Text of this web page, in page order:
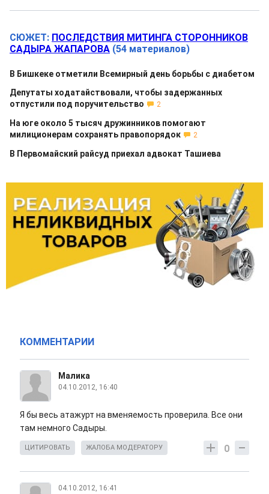
СЮЖЕТ: ПОСЛЕДСТВИЯ МИТИНГА СТОРОННИКОВ
САДЫРА ЖАПАРОВА (54 материалов)
В Бишкеке отметили Всемирный день борьбы с диабетом
Депутаты ходатайствовали, чтобы задержанных
отпустили под поручительство
2
На юге около 5 тысяч дружинников помогают
милиционерам сохранять правопорядок
2
В Первомайский райсуд приехал адвокат Ташиева
КОММЕНТАРИИ
Малика
04.10.2012, 16:40
Я бы весь атажурт на вменяемость проверила. Все они
там немного Садыры.
0
ЦИТИРОВАТЬ ЖАЛОБА МОДЕРАТОРУ
04.10.2012, 16:41